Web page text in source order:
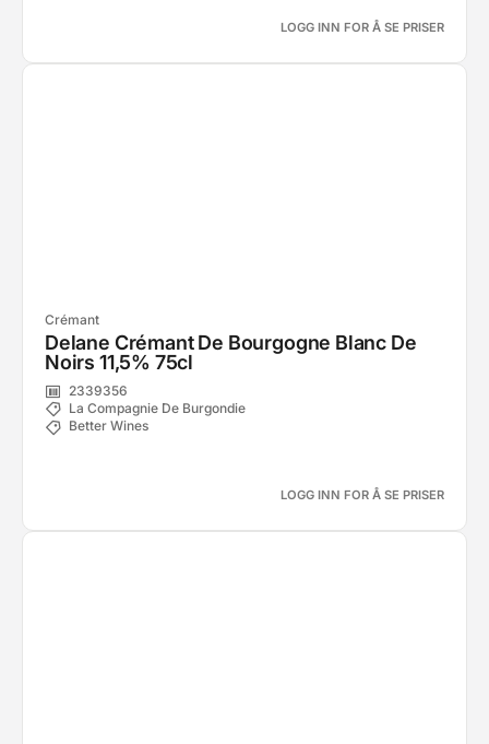
LOGG INN FOR Å SE PRISER
Crémant
Delane Crémant De Bourgogne Blanc De
Noirs 11,5% 75cl
2339356
La Compagnie De Burgondie
Better Wines
LOGG INN FOR Å SE PRISER